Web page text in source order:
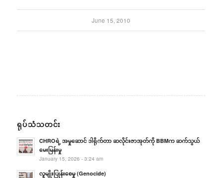
June 15, 2010
ရုပ်သံသတင်း
CHROရဲ့ အမှုဆောင် ဒါရိုက်တာ ဆလိုင်းဇာအုတ်ကို BBMက ဆက်သွယ်
မေးမြန်းမှု
January 15, 2026 - 3:24 am
လူမျိုးပြုန်းစေမှု (Genocide)